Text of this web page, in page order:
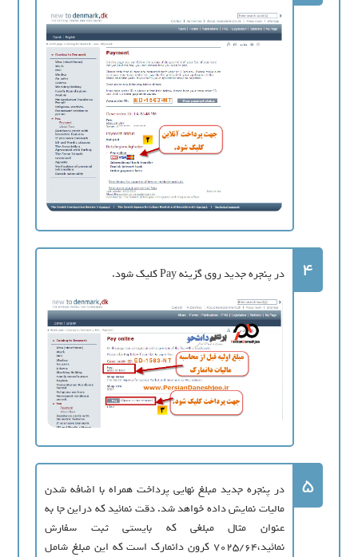
4 در پنجره جدید روی گزینه Pay کلیک شود.
5
در پنجره جدید مبلغ نهایی پرداخت همراه با اضافه شدن
مالیات نمایش داده خواهد شد. دقت نمائید که دراین جا به
عنوان مثال مبلغی که بایستی ثبت سفارش
نمائید،7025/64 کرون دانمارک است که این مبلغ شامل